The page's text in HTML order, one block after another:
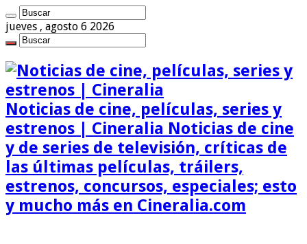
jueves , agosto 6 2026
Noticias de cine, películas, series y
estrenos | Cineralia Noticias de cine
y de series de televisión, críticas de
las últimas películas, tráilers,
estrenos, concursos, especiales; esto
y mucho más en Cineralia.com